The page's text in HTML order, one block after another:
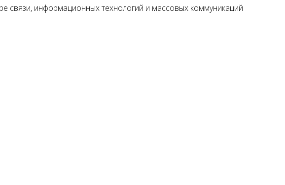
связи, информационных технологий и массовых коммуникаций